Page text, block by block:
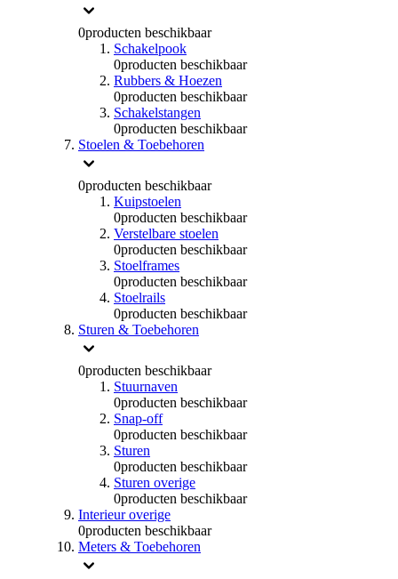
0producten beschikbaar
Schakelpook
0producten beschikbaar
Rubbers & Hoezen
0producten beschikbaar
Schakelstangen
0producten beschikbaar
Stoelen & Toebehoren
0producten beschikbaar
Kuipstoelen
0producten beschikbaar
Verstelbare stoelen
0producten beschikbaar
Stoelframes
0producten beschikbaar
Stoelrails
0producten beschikbaar
Sturen & Toebehoren
0producten beschikbaar
Stuurnaven
0producten beschikbaar
Snap-off
0producten beschikbaar
Sturen
0producten beschikbaar
Sturen overige
0producten beschikbaar
Interieur overige
0producten beschikbaar
Meters & Toebehoren